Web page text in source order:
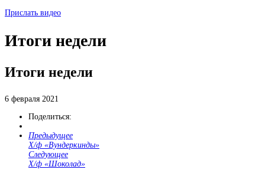
Прислать видео
Итоги недели
Итоги недели
6 февраля 2021
Поделиться:
Предыдущее
Х/ф «Вундеркинды»
Следующее
Х/ф «Шоколад»